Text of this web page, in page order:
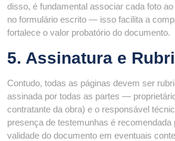
disso, é fundamental associar cada foto
no formulário escrito — isso facilita a
fortalece o valor probatório do documento.
5. Assinatura e
Contudo, todas as páginas devem ser
assinada por todas as partes —
contratante da obra) e o responsável
presença de testemunhas é recomendada
validade do documento em eventuais